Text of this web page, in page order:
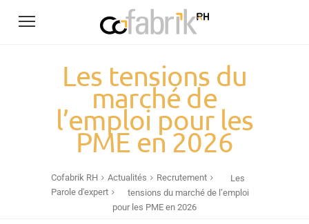
Les tensions du
marché de
l’emploi pour les
PME en 2026
Cofabrik RH Actualités
Recrutement
Parole d'expert
Les
tensions du marché de l’emploi
pour les PME en 2026